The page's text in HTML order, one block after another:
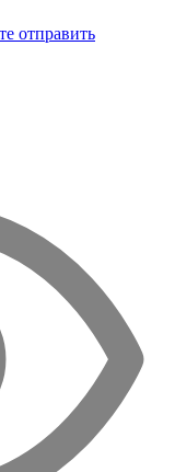
отправить